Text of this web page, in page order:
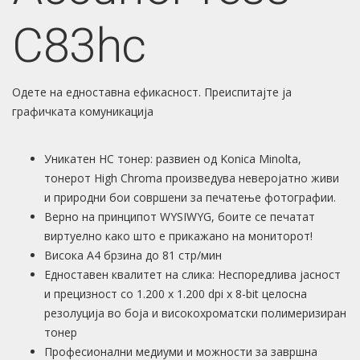
C83hc
Одете на едноставна ефикасност. Преиспитајте ја
графичката комуникација
Уникатен HC тонер: развиен од Konica Minolta,
тонерот High Chroma произведува неверојатно живи
и природни бои совршени за печатење фотографии.
Верно на принципот WYSIWYG, боите се печатат
виртуелно како што е прикажано на мониторот!
Висока A4 брзина до 81 стр/мин
Едноставен квалитет на слика: Неспоредлива јасност
и прецизност со 1.200 x 1.200 dpi x 8-bit целосна
резолуција во боја и високохроматски полимеризиран
тонер
Професионални медиуми и можности за завршна